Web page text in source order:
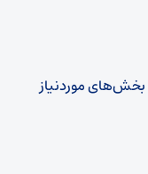
بخش‌های موردنیاز